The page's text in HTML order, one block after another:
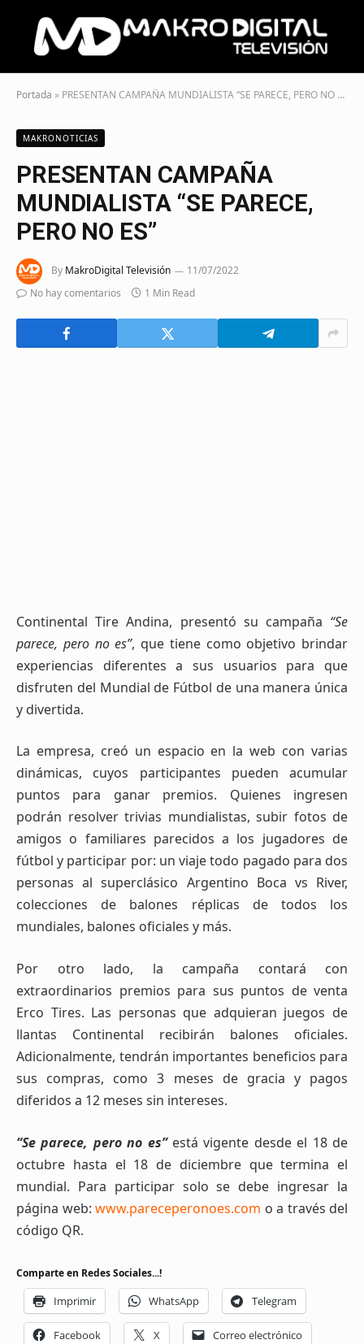
Portada » PRESENTAN CAMPAÑA MUNDIALISTA “SE PARECE, PERO NO ES”
MAKRONOTICIAS
PRESENTAN CAMPAÑA
MUNDIALISTA “SE PARECE,
PERO NO ES”
By MakroDigital Televisión
11/07/2022
No hay comentarios
1 Min Read
Continental Tire Andina, presentó su campaña “Se
parece, pero no es”, que tiene como objetivo brindar
experiencias diferentes a sus usuarios para que
disfruten del Mundial de Fútbol de una manera única
y divertida.
La empresa, creó un espacio en la web con varias
dinámicas, cuyos participantes pueden acumular
puntos para ganar premios. Quienes ingresen
podrán resolver trivias mundialistas, subir fotos de
amigos o familiares parecidos a los jugadores de
fútbol y participar por: un viaje todo pagado para dos
personas al superclásico Argentino Boca vs River,
colecciones de balones réplicas de todos los
mundiales, balones oficiales y más.
Por otro lado, la campaña contará con
extraordinarios premios para sus puntos de venta
Erco Tires. Las personas que adquieran juegos de
llantas Continental recibirán balones oficiales.
Adicionalmente, tendrán importantes beneficios para
sus compras, como 3 meses de gracia y pagos
diferidos a 12 meses sin intereses.
“Se parece, pero no es”está vigente desde el 18 de
octubre hasta el 18 de diciembre que termina el
mundial. Para participar solo se debe ingresar la
página web: www.pareceperonoes.com o a través del
código QR.
Comparte en Redes Sociales...!
Imprimir WhatsApp Telegram
Facebook X Correo electrónico